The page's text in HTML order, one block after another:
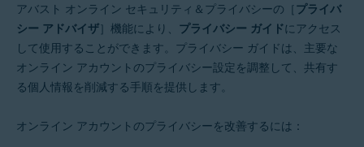
アバスト オンライン セキュリティ＆プライバシーの［プライバ
シー アドバイザ］機能により、 プライバシー ガイドにアクセス
して使用することができます。プライバシー ガイドは、主要な
オンライン アカウントのプライバシー設定を調整して、共有す
る個人情報を削減する手順を提供します。
オンライン アカウントのプライバシーを改善するには：